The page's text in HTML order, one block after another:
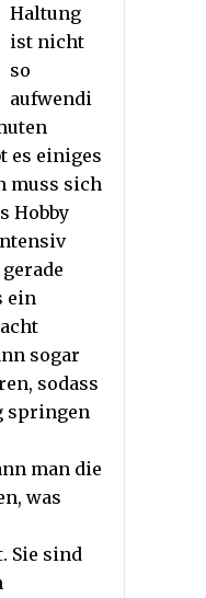
Haltung
ist nicht
so
aufwendi
es einiges
muss sich
Hobby
ein
sogar
sodass
springen
man die
was
Sie sind